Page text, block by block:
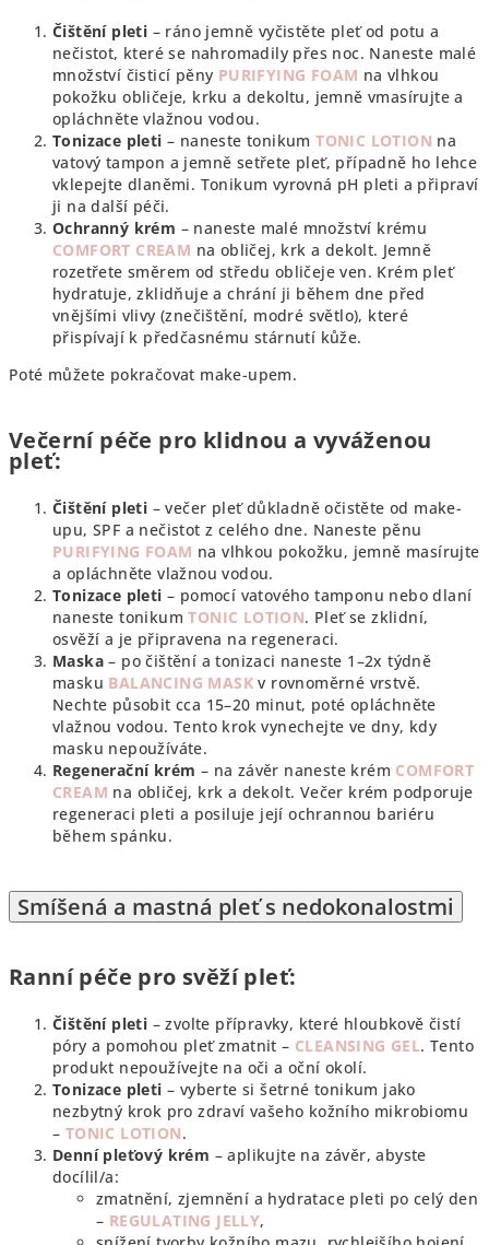
Čištění pleti – ráno jemně vyčistěte pleť od potu a
nečistot, které se nahromadily přes noc. Naneste malé
množství čisticí pěny PURIFYING FOAM na vlhkou
pokožku obličeje, krku a dekoltu, jemně vmasírujte a
opláchněte vlažnou vodou.
Tonizace pleti – naneste tonikumTONIC LOTION na
vatový tampon a jemně setřete pleť, případně ho lehce
vklepejte dlaněmi. Tonikum vyrovná pH pleti a připraví
ji na další péči.
Ochranný krém – naneste malé množství krému
COMFORT CREAM na obličej, krk a dekolt. Jemně
rozetřete směrem od středu obličeje ven. Krém pleť
hydratuje, zklidňuje a chrání ji během dne před
vnějšími vlivy (znečištění, modré světlo), které
přispívají k předčasnému stárnutí kůže.
Poté můžete pokračovat make-upem.
Večerní péče pro klidnou a vyváženou
pleť:
Čištění pleti – večer pleť důkladně očistěte od make-
upu, SPF a nečistot z celého dne. Naneste pěnu
PURIFYING FOAM na vlhkou pokožku, jemně masírujte
a opláchněte vlažnou vodou.
Tonizace pleti – pomocí vatového tamponu nebo dlaní
naneste tonikumTONIC LOTION. Pleť se zklidní,
osvěží a je připravena na regeneraci.
Maska – po čištění a tonizaci naneste 1–2x týdně
masku BALANCING MASK v rovnoměrné vrstvě.
Nechte působit cca 15–20 minut, poté opláchněte
vlažnou vodou. Tento krok vynechejte ve dny, kdy
masku nepoužíváte.
Regenerační krém – na závěr naneste krém COMFORT
CREAM na obličej, krk a dekolt. Večer krém podporuje
regeneraci pleti a posiluje její ochrannou bariéru
během spánku.
Smíšená a mastná pleť s nedokonalostmi
Ranní péče pro svěží pleť:
Čištění pleti – zvolte přípravky, které hloubkově čistí
póry a pomohou pleť zmatnit – CLEANSING GEL. Tento
produkt nepoužívejte na oči a oční okolí.
Tonizace pleti – vyberte si šetrné tonikum jako
nezbytný krok pro zdraví vašeho kožního mikrobiomu
– TONIC LOTION.
Denní pleťový krém – aplikujte na závěr, abyste
docílil/a:
zmatnění, zjemnění a hydratace pleti po celý den
– REGULATING JELLY,